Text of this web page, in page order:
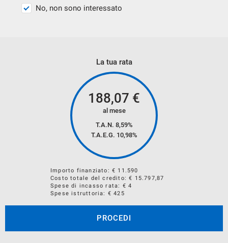
Acquistiamo il tuo Veicolo Usato:
Se Desideri Vendere il tuo usato , lo acquisteremo noi.
Per ricevere la Valutazione , compila il forum sul nostro
No, non sono interessato
La tua rata
188,07 €
al mese
T.A.N. 8,59%
T.A.E.G. 10,98%
Importo finanziato: € 11.590
Costo totale del credito: € 15.797,87
Spese di incasso rata: € 4
Spese istruttoria: € 425
PROCEDI